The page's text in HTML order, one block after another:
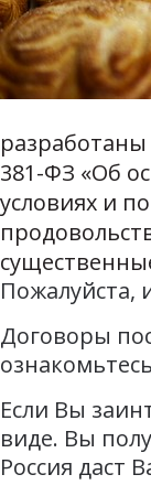
разработаны
381-ФЗ «Об
условиях и
Пожалуйста,
Договоры
Если Вы
виде. Вы
Россия даст